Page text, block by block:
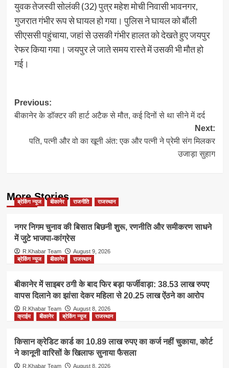
युवक तेजस्वी सोलंकी (32) पुत्र महेश मोची निवासी भावनगर,
गुजरात गंभीर रूप से घायल हो गया। पुलिस ने घायल को बौंली
सीएससी पहुंचाया, जहां से उसकी गंभीर हालत को देखते हुए जयपुर
रेफर किया गया। जयपुर ले जाते समय रास्ते में उसकी भी मौत हो
गई।
Post
navigation
Previous:
बीकानेर के डॉक्टर की हार्ट अटैक से मौत, कई दिनों से था सीने में दर्द
Next:
पति, पत्नी और वो का खूनी अंत: एक और पत्नी ने प्रेमी संग मिलकर
उजाड़ा सुहाग
More Stories
ब्रेकिंग न्यूज बीकानेर राजनीति राजस्थान
नगर निगम चुनाव की बिसात बिछनी शुरू, रणनीति और समीकरण साधने
में जुटे भाजपा-कांग्रेस
R.Khabar Team
August 9, 2026
ब्रेकिंग न्यूज
बीकानेर राजस्थान
बीकानेर में साइबर ठगी के बाद फिर बड़ा फर्जीवाड़ा: 38.53 लाख रुपए
वापस दिलाने का झांसा देकर महिला से 20.25 लाख ऐंठने का आरोप
R.Khabar Team
August 8, 2026
क्राईम
बीकानेर ब्रेकिंग न्यूज राजस्थान
किसान क्रेडिट कार्ड का 10.89 लाख रुपए का कर्ज नहीं चुकाया, कोर्ट
ने कानूनी वारिसों के खिलाफ सुनाया फैसला
R.Khabar Team August 8, 2026